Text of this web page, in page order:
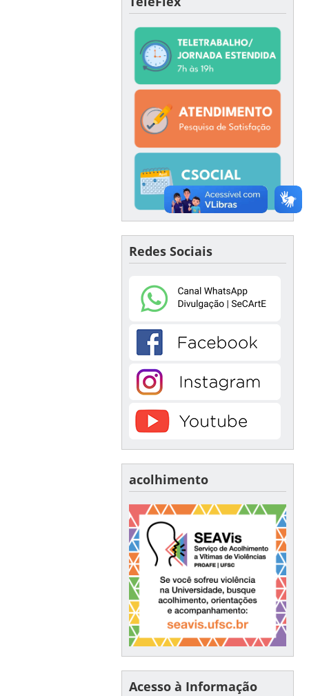
Redes Sociais
acolhimento
Acesso à Informação